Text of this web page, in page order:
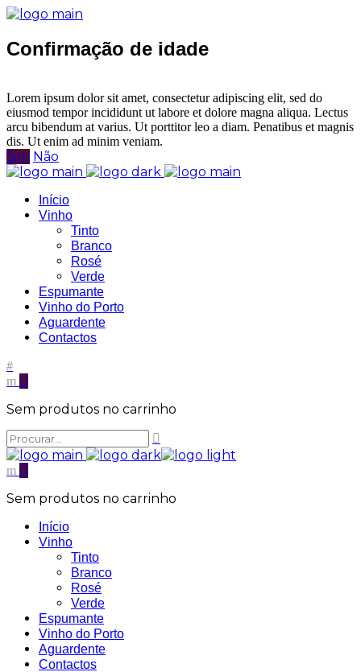
Confirmação de idade
Lorem ipsum dolor sit amet, consectetur adipiscing elit, sed do
eiusmod tempor incididunt ut labore et dolore magna aliqua. Lectus
arcu bibendum at varius. Ut porttitor leo a diam. Penatibus et magnis
dis. Ut enim ad minim veniam.
Sim Não
Início
Vinho
Tinto
Branco
Rosé
Verde
Espumante
Vinho do Porto
Aguardente
Contactos
0
Sem produtos no carrinho
0
Sem produtos no carrinho
Início
Vinho
Tinto
Branco
Rosé
Verde
Espumante
Vinho do Porto
Aguardente
Contactos